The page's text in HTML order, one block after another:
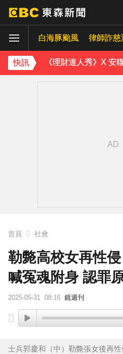
白海豚颱風 律師詐慈
快訊
菲律賓外海規模5.8強
埃及知名女星涉販毒
首頁 社會
勒斃高校女再性
喊冤魂附身 認罪
2025-05-31 08:16 鏡週刊
士兵郭慶和（中）勒斃張女後再